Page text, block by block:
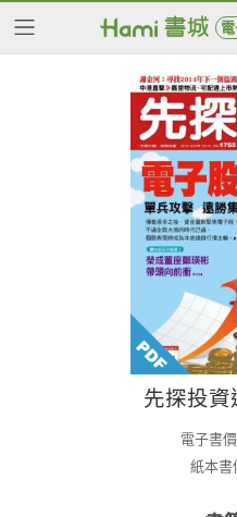
先探投資
電子書價
紙本書